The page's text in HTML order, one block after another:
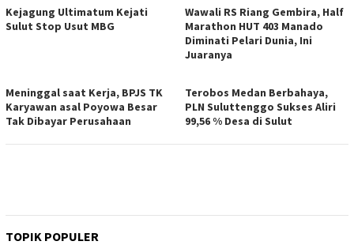
Kejagung Ultimatum Kejati
Sulut Stop Usut MBG
Wawali RS Riang Gembira, Half
Marathon HUT 403 Manado
Diminati Pelari Dunia, Ini
Juaranya
Meninggal saat Kerja, BPJS TK
Karyawan asal Poyowa Besar
Tak Dibayar Perusahaan
Terobos Medan Berbahaya,
PLN Suluttenggo Sukses Aliri
99,56 % Desa di Sulut
TOPIK POPULER